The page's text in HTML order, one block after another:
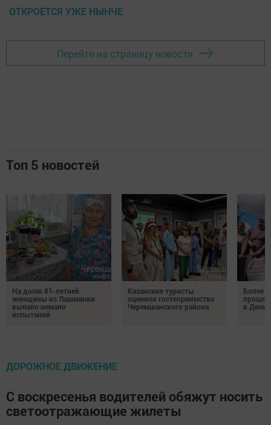
ОТКРОЕТСЯ УЖЕ НЫНЧЕ
Перейти на страницу новости
Топ 5 новостей
На долю 81-летней
женщины из Лашманки
выпало немало
испытаний
Казанские туристы
оценили гостеприимство
Черемшанского района
Более
в День
ДОРОЖНОЕ ДВИЖЕНИЕ
С воскресенья водителей обяжут носить
светоотражающие жилеты